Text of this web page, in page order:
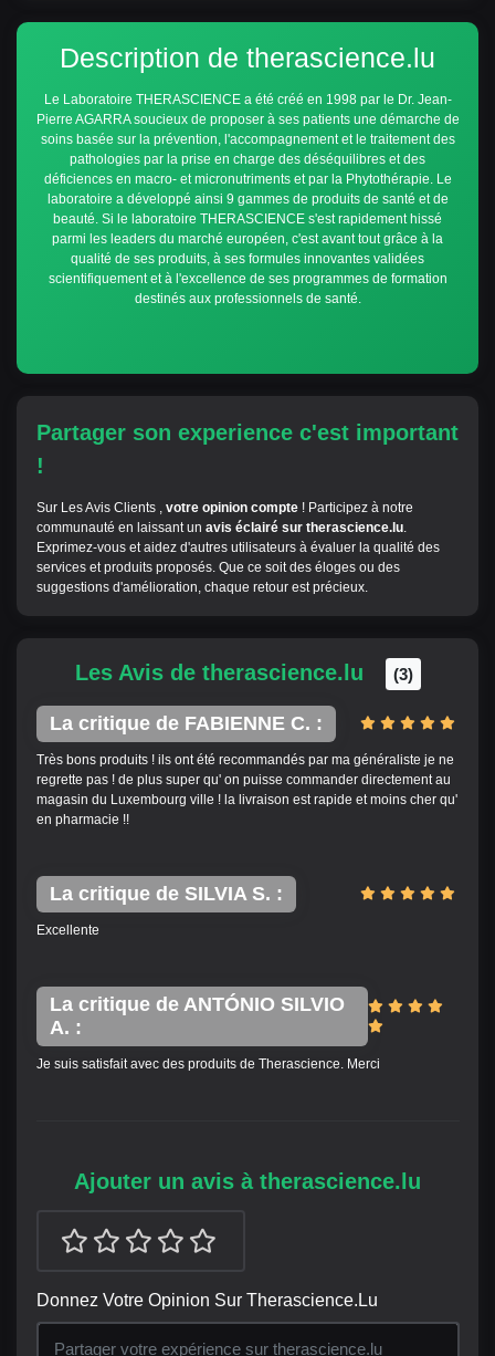
Description de therascience.lu
Le Laboratoire THERASCIENCE a été créé en 1998 par le Dr. Jean-
Pierre AGARRA soucieux de proposer à ses patients une démarche de
soins basée sur la prévention, l'accompagnement et le traitement des
pathologies par la prise en charge des déséquilibres et des
déficiences en macro- et micronutriments et par la Phytothérapie. Le
laboratoire a développé ainsi 9 gammes de produits de santé et de
beauté. Si le laboratoire THERASCIENCE s'est rapidement hissé
parmi les leaders du marché européen, c'est avant tout grâce à la
qualité de ses produits, à ses formules innovantes validées
scientifiquement et à l'excellence de ses programmes de formation
destinés aux professionnels de santé.
Partager son experience c'est important
!
Sur Les Avis Clients , votre opinion compte ! Participez à notre
communauté en laissant un avis éclairé sur therascience.lu.
Exprimez-vous et aidez d'autres utilisateurs à évaluer la qualité des
services et produits proposés. Que ce soit des éloges ou des
suggestions d'amélioration, chaque retour est précieux.
Les Avis de therascience.lu (3)
La critique de FABIENNE C. :
Très bons produits ! ils ont été recommandés par ma généraliste je ne
regrette pas ! de plus super qu' on puisse commander directement au
magasin du Luxembourg ville ! la livraison est rapide et moins cher qu'
en pharmacie !!
La critique de SILVIA S. :
Excellente
La critique de ANTÓNIO SILVIO
A. :
Je suis satisfait avec des produits de Therascience. Merci
Ajouter un avis à therascience.lu
Donnez Votre Opinion Sur Therascience.lu